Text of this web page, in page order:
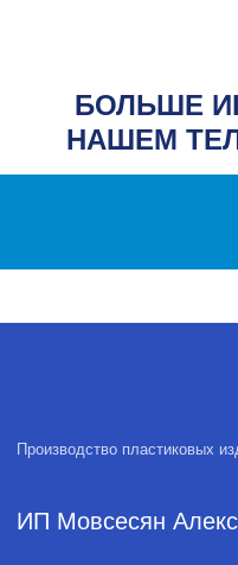
БОЛЬШЕ
НАШЕМ
2026, А-Пластика
КОНТАКТЫ
Почта